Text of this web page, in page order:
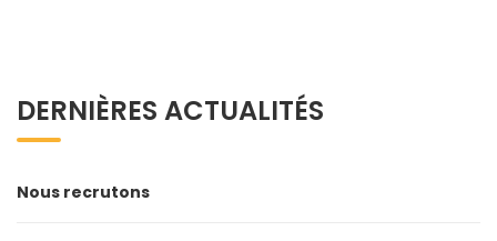
DERNIÈRES ACTUALITÉS
Nous recrutons